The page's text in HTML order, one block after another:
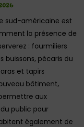
sud-américaine est
la présence de
: fourmiliers
buissons, pécaris du
et tapirs
bâtiment,
aux
public pour
également de